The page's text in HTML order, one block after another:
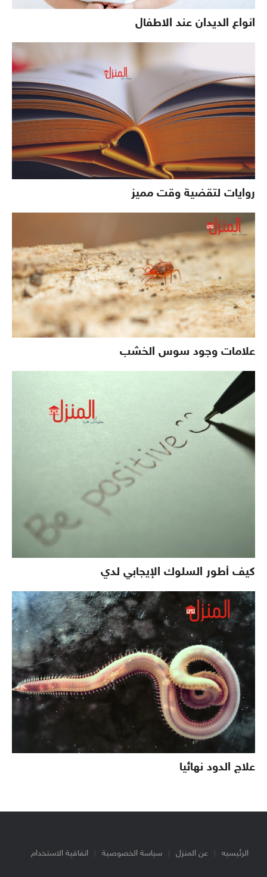
انواع الديدان عند الاطفال
روايات لتقضية وقت مميز
علامات وجود سوس الخشب
كيف أطور السلوك الإيجابي لدي
علاج الدود نهائيا
الرئيسيه عن المنزل سياسة الخصوصية اتفاقية الاستخدام